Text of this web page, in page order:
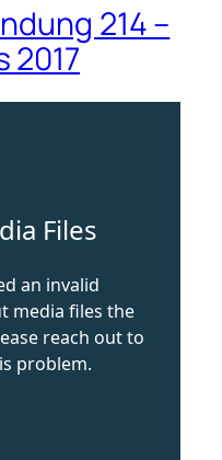
214 –
2017